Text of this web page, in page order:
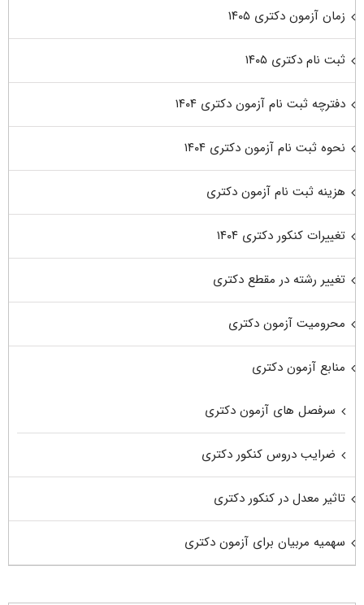
زمان آزمون دکتری ۱۴۰۵
ثبت نام دکتری ۱۴۰۵
دفترچه ثبت نام آزمون دکتری ۱۴۰۴
نحوه ثبت نام آزمون دکتری ۱۴۰۴
هزینه ثبت نام آزمون دکتری
تغییرات کنکور دکتری ۱۴۰۴
تغییر رشته در مقطع دکتری
محرومیت آزمون دکتری
منابع آزمون دکتری
سرفصل های آزمون دکتری
ضرایب دروس کنکور دکتری
تاثیر معدل در کنکور دکتری
سهمیه مربیان برای آزمون دکتری